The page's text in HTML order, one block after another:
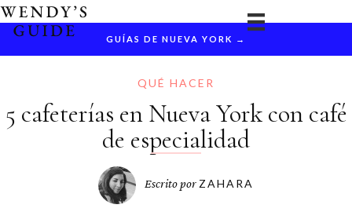
Ir
contenido
GUÍAS DE NUEVA YORK →
QUÉ HACER
5 cafeterías en Nueva York con café
de especialidad
Escrito porZAHARA